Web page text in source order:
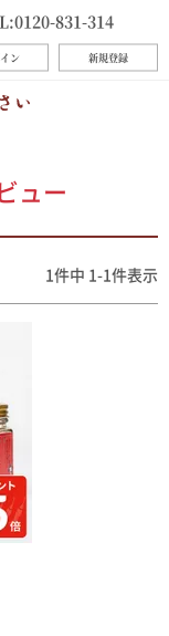
831-314
ン 新規登録
ュー
1 件中 1 -1 件表示